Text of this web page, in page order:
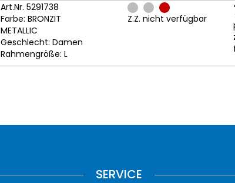
Art.Nr. 5291738
Farbe: BRONZIT
METALLIC
Geschlecht: Damen
Rahmengröße: L
Z.Z. nicht verfügbar
SERVICE